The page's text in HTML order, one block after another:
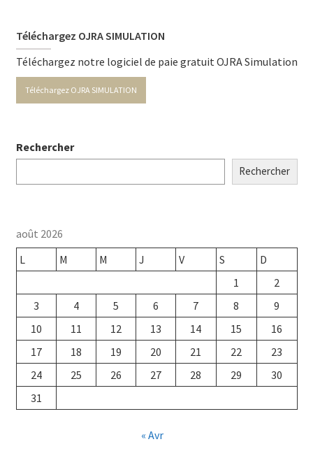
Téléchargez OJRA SIMULATION
Téléchargez notre logiciel de paie gratuit OJRA Simulation
Téléchargez OJRA SIMULATION
Rechercher
Rechercher
août 2026
L
M M J V S
D
1
2
3
4 5 6 7 8
9
10
11 12 13 14 15
16
17
18 19 20 21 22
23
24
25 26 27 28 29
30
31
« Avr